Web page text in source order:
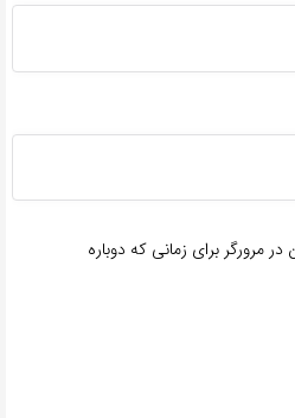
مرورگر برای زمانی که دوباره